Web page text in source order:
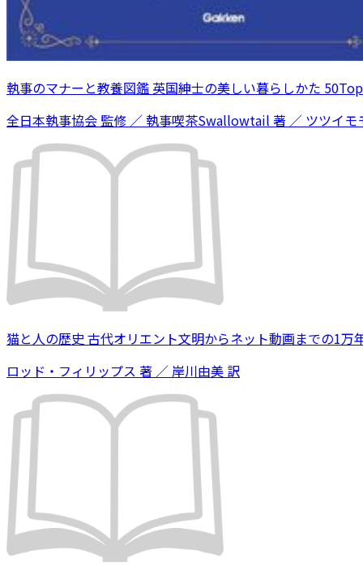
執事のマナーと教養図鑑 英国紳士の美しい暮らしかた
全日本執事協会 監修 ／ 執事喫茶Swallowtail 著 ／ ツツイ
猫と人の歴史 古代オリエント文明からネット動画までの1万
ロッド・フィリップス 著 ／ 岸川由美 訳